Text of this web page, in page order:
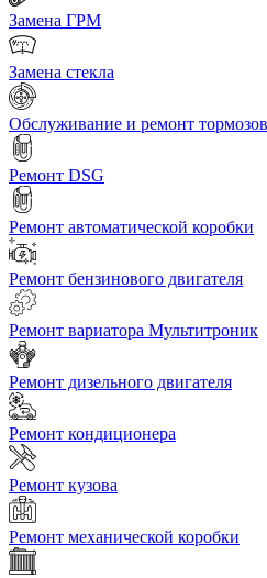
Замена ГРМ
Замена стекла
Обслуживание и ремонт тормозов
Ремонт DSG
Ремонт автоматической коробки
Ремонт бензинового двигателя
Ремонт вариатора Мультитроник
Ремонт дизельного двигателя
Ремонт кондиционера
Ремонт кузова
Ремонт механической коробки